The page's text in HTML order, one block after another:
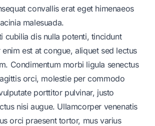
convallis erat eget himenaeos
malesuada.
cubilia dis nulla potenti, tincidunt
enim est at congue, aliquet sed lectus
Condimentum morbi ligula senectus
orci, molestie per commodo
porttitor pulvinar, justo
nisi augue. Ullamcorper venenatis
orci praesent tortor, mus varius